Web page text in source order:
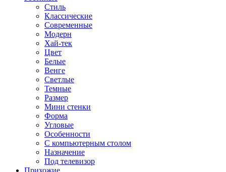
Стиль
Классические
Современные
Модерн
Хай-тек
Цвет
Белые
Венге
Светлые
Темные
Размер
Мини стенки
Форма
Угловые
Особенности
С компьютерным столом
Назначение
Под телевизор
Прихожие